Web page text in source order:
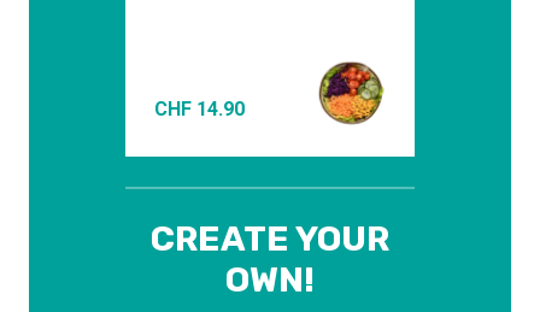
CHF 14.90
CREATE YOUR
OWN!